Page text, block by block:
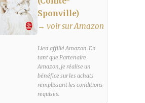
Sponville)
→ voir sur Amazon
Lien affilié Amazon. En
tant que Partenaire
Amazon, je réalise un
bénéfice sur les achats
remplissant les conditions
requises.